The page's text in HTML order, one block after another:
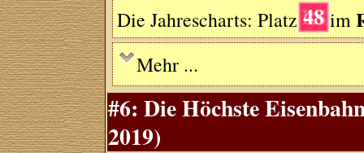
Die Jahrescharts: Platz 48 im
Mehr ...
#6: Die Höchste
2019)